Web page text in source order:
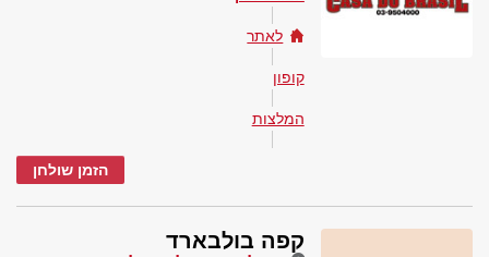
לאתר
קופון
המלצות
הזמן שולחן
קפה בולבארד